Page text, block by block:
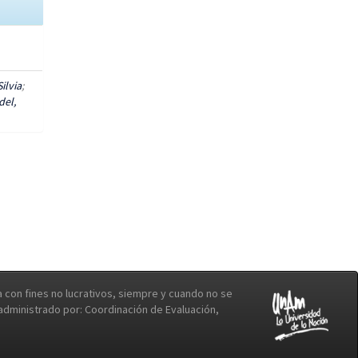
;
con fines no lucrativos, siempre y cuando no se
por: Coordinación de Evaluación,